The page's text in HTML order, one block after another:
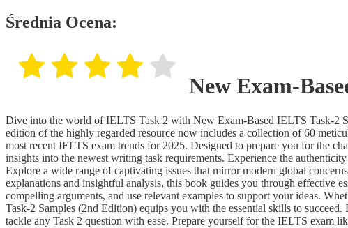
Średnia Ocena:
New Exam-
Dive into the world of IELTS Task 2 with New Exam-Based IELTS Task-2
edition of the highly regarded resource now includes a collection of 60
most recent IELTS exam trends for 2025. Designed to prepare you for the
insights into the newest writing task requirements. Experience the
Explore a wide range of captivating issues that mirror modern global
explanations and insightful analysis, this book guides you through effective
compelling arguments, and use relevant examples to support your ideas.
Task-2 Samples (2nd Edition) equips you with the essential skills to
tackle any Task 2 question with ease. Prepare yourself for the IELTS exam